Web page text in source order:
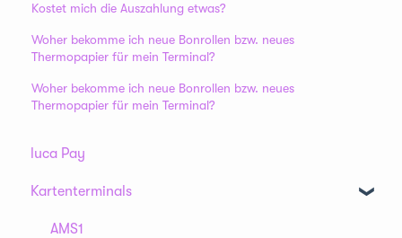
Kostet mich die Auszahlung etwas?
Woher bekomme ich neue Bonrollen bzw. neues
Thermopapier für mein Terminal?
Woher bekomme ich neue Bonrollen bzw. neues
Thermopapier für mein Terminal?
luca Pay
Kartenterminals
AMS1